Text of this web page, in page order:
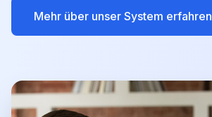
Mehr über unser System erfahren